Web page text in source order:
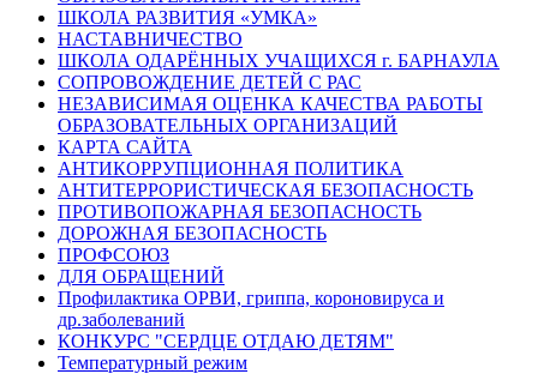
ШКОЛА РАЗВИТИЯ «УМКА»
НАСТАВНИЧЕСТВО
ШКОЛА ОДАРЁННЫХ УЧАЩИХСЯ г. БАРНАУЛА
СОПРОВОЖДЕНИЕ ДЕТЕЙ С РАС
НЕЗАВИСИМАЯ ОЦЕНКА КАЧЕСТВА РАБОТЫ
ОБРАЗОВАТЕЛЬНЫХ ОРГАНИЗАЦИЙ
КАРТА САЙТА
АНТИКОРРУПЦИОННАЯ ПОЛИТИКА
АНТИТЕРРОРИСТИЧЕСКАЯ БЕЗОПАСНОСТЬ
ПРОТИВОПОЖАРНАЯ БЕЗОПАСНОСТЬ
ДОРОЖНАЯ БЕЗОПАСНОСТЬ
ПРОФСОЮЗ
ДЛЯ ОБРАЩЕНИЙ
Профилактика ОРВИ, гриппа, короновируса и
др.заболеваний
КОНКУРС "СЕРДЦЕ ОТДАЮ ДЕТЯМ"
Температурный режим